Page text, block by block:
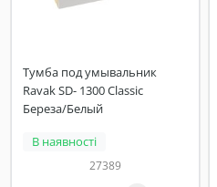
Тумба под умывальник
Ravak SD- 1300 Classic
Береза/Белый
В наявності
27389